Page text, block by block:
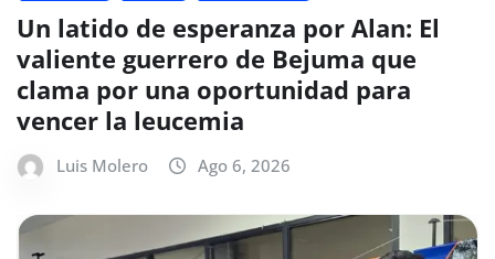
Un latido de esperanza por Alan: El
valiente guerrero de Bejuma que
clama por una oportunidad para
vencer la leucemia
Luis Molero Ago 6, 2026